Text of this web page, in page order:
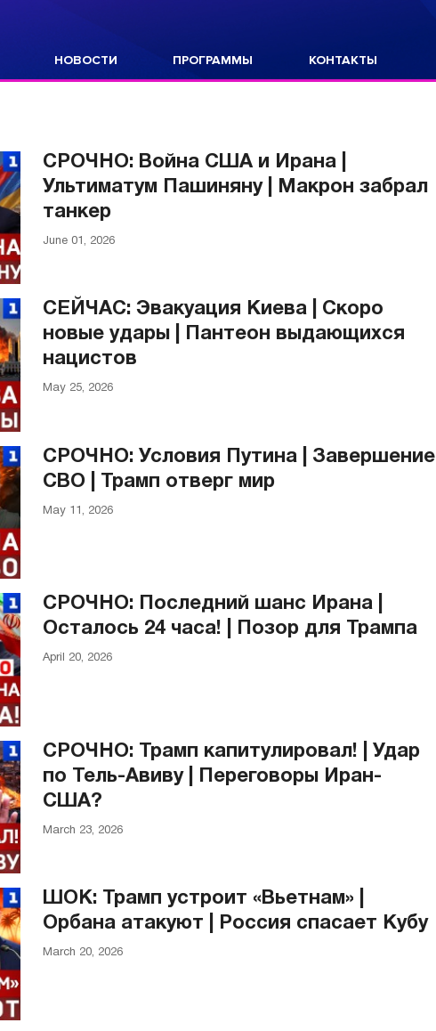
НОВОСТИ ПРОГРАММЫ КОНТАКТЫ
СРОЧНО: Война США и Ирана |
Ультиматум Пашиняну | Макрон забрал
танкер
June 01, 2026
СЕЙЧАС: Эвакуация Киева | Скоро
новые удары | Пантеон выдающихся
нацистов
May 25, 2026
СРОЧНО: Условия Путина | Завершение
СВО | Трамп отверг мир
May 11, 2026
СРОЧНО: Последний шанс Ирана |
Осталось 24 часа! | Позор для Трампа
April 20, 2026
СРОЧНО: Трамп капитулировал! | Удар
по Тель-Авиву | Переговоры Иран-
США?
March 23, 2026
ШОК: Трамп устроит «Вьетнам» |
Орбана атакуют | Россия спасает Кубу
March 20, 2026